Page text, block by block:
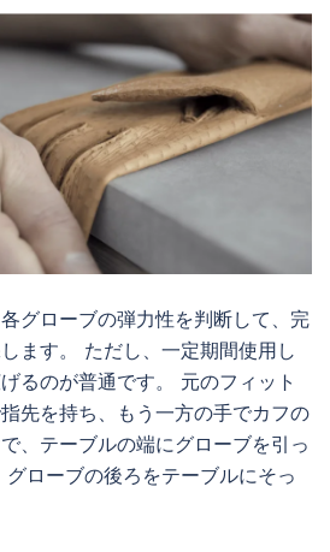
グローブの弾力性を判断して、完
ます。 ただし、一定期間使用し
るのが普通です。 元のフィット
先を持ち、もう一方の手でカフの
、テーブルの端にグローブを引っ
ローブの後ろをテーブルにそっ